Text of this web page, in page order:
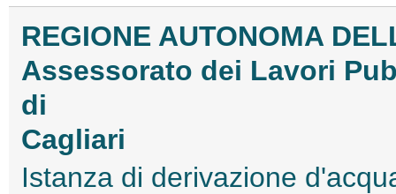
REGIONE AUTONOMA
Assessorato dei Lavori
di
Cagliari
Istanza di derivazione